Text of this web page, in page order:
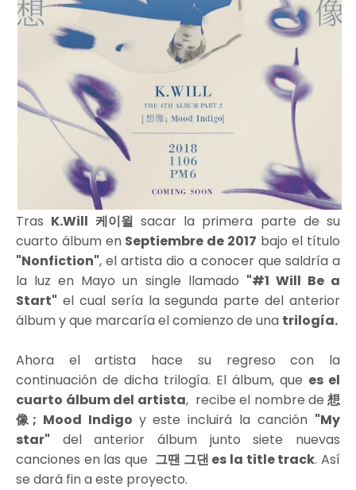
Tras K.Will 케이윌 sacar la primera parte de su
cuarto álbum en Septiembre de 2017 bajo el título
"Nonfiction", el artista dio a conocer que saldría a
la luz en Mayo un single llamado "#1 Will Be a
Start" el cual sería la segunda parte del anterior
álbum y que marcaría el comienzo de una trilogía.
Ahora el artista hace su regreso con la
continuación de dicha trilogía. El álbum, que es el
cuarto álbum del artista, recibe el nombre de 想
像; Mood Indigo y este incluirá la canción "My
star" del anterior álbum junto siete nuevas
canciones en las que 그땐 그댄 es la title track. Así
se dará fin a este proyecto.